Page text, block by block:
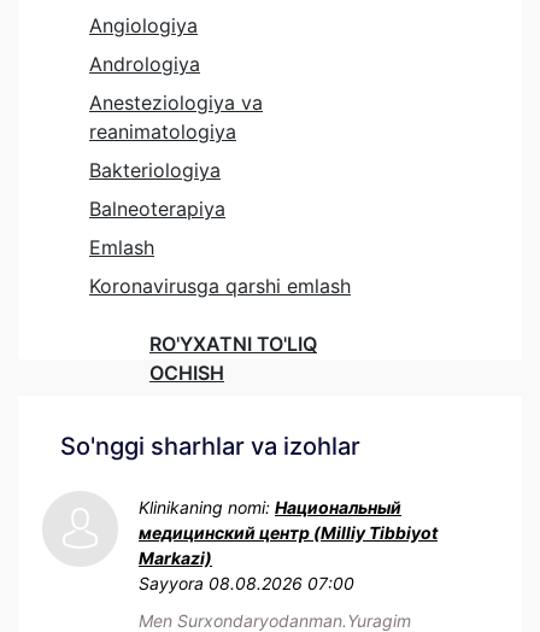
Angiologiya
Andrologiya
Anesteziologiya va
reanimatologiya
Bakteriologiya
Balneoterapiya
Emlash
Koronavirusga qarshi emlash
RO'YXATNI TO'LIQ
OCHISH
So'nggi sharhlar va izohlar
Klinikaning nomi: Национальный
медицинский центр (Milliy Tibbiyot
Markazi)
Sayyora 08.08.2026 07:00
Men Surxondaryodanman.Yuragim